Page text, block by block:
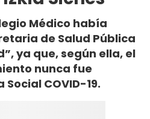
Médico había
de Salud Pública
ya que, según ella, el
nunca fue
COVID-19.